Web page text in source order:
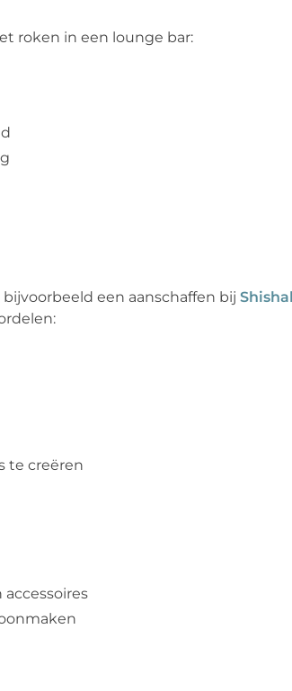
roken in een lounge bar:
een aanschaffen bij
te creëren